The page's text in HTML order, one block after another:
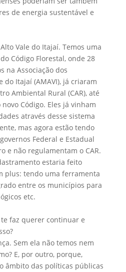
de energia sustentável e
Vale do Itajaí. Temos uma
Código Florestal, onde 28
na Associação dos
do Itajaí (AMAVI), já criaram
Ambiental Rural (CAR), até
Código. Eles já vinham
através desse sistema
mas agora estão tendo
Federal e Estadual
e não regulamentam o CAR.
estaria feito
plus: tendo uma ferramenta
entre os municípios para
etc.
faz querer continuar e
Sem ela não temos nem
E, por outro, porque,
âmbito das políticas públicas